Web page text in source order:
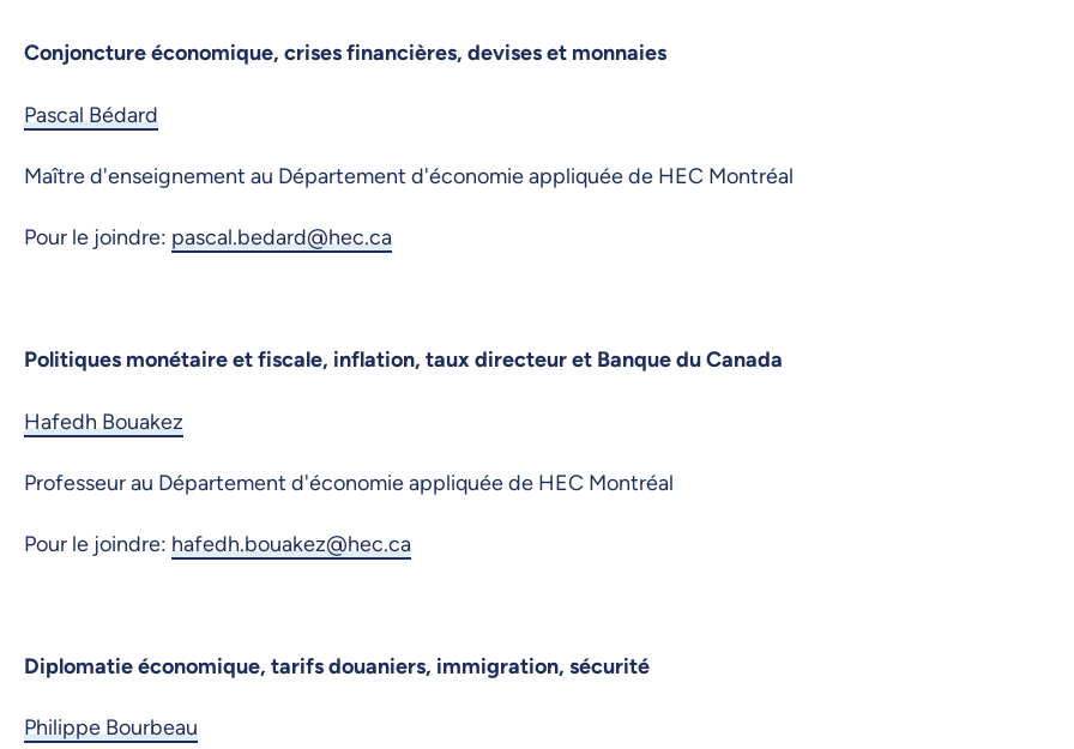
Conjoncture économique, crises financières, devises et monnaies
Pascal Bédard
Maître d'enseignement au Département d'économie appliquée de HEC Montréal
Pour le joindre: pascal.bedard@hec.ca
Politiques monétaire et fiscale, inflation, taux directeur et Banque du Canada
Hafedh Bouakez
Professeur au Département d'économie appliquée de HEC Montréal
Pour le joindre: hafedh.bouakez@hec.ca
Diplomatie économique, tarifs douaniers, immigration, sécurité
Philippe Bourbeau